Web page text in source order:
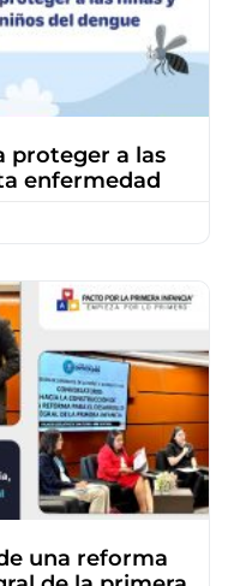
proteger a las
enfermedad
una reforma